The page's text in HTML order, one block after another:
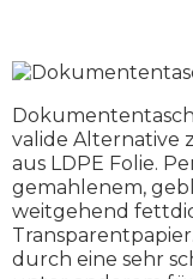
valide Alternative
aus LDPE Folie.
gemahlenem,
weitgehend
durch eine sehr